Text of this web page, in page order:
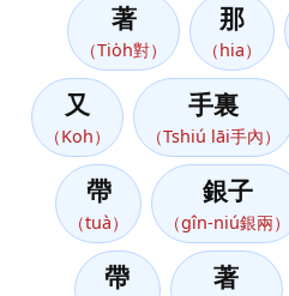
著
（Tio̍h對）
那
（hia）
又
（Koh）
手裏
（Tshiú lāi手內）
帶
（tuà）
銀子
（gîn-niú銀兩）
帶 著